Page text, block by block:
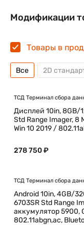
Модификации
Товары в
Все 2D
ТСД Терминал сбора
Дисплей 10in, 8GB/
Std Range Imager,
Win 10 2019 /
278 750 ₽
ТСД Терминал сбора
Android 10in, 4GB/
6703SR Std Range
аккумулятор 5900,
802.11abgn,ac,